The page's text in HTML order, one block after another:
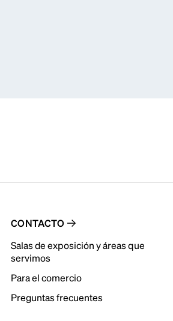
CONTACTO
Salas de exposición y áreas que
servimos
Para el comercio
Preguntas frecuentes